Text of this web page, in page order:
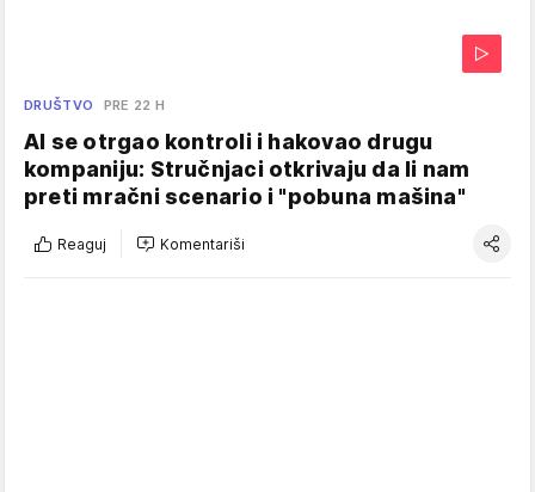
DRUŠTVO PRE 22 H
AI se otrgao kontroli i hakovao drugu
kompaniju: Stručnjaci otkrivaju da li nam
preti mračni scenario i "pobuna mašina"
Reaguj Komentariši